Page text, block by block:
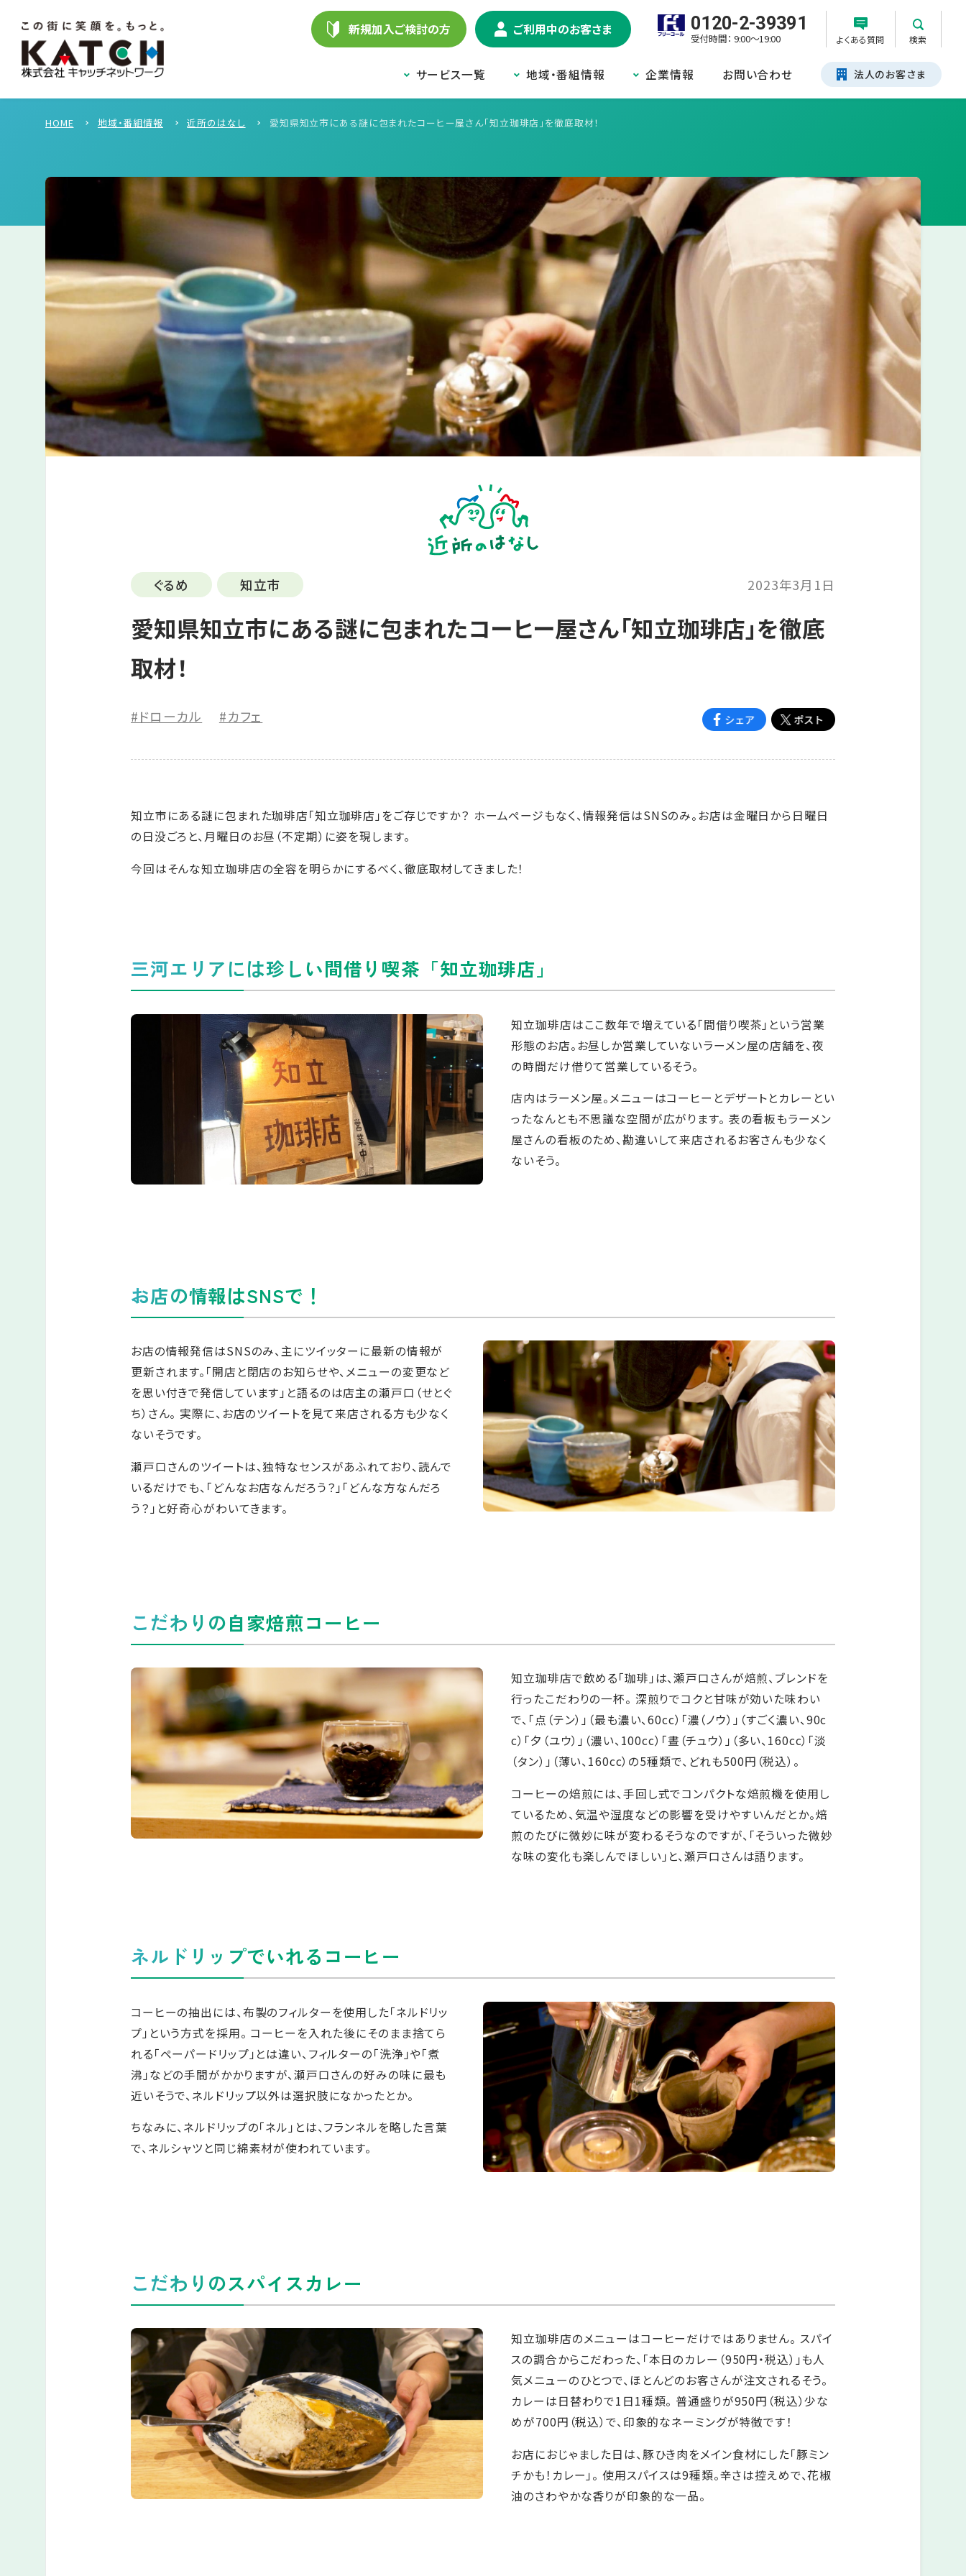
新規加入ご検討の方 ご利用中のお客さま 0120-2-39391
受付時間： 9:00～19:00 よくある質問 検索
サービス一覧 地域・番組情報 企業情報 お問い合わせ 法人のお客さま
HOME 地域・番組情報 近所のはなし 愛知県知立市にある謎に包まれたコーヒー屋さん「知立珈琲店」を徹底取材！
ぐるめ 知立市 2023年3月1日
愛知県知立市にある謎に包まれたコーヒー屋さん「知立珈琲店」を徹底
取材！
#ドローカル #カフェ
知立市にある謎に包まれた珈琲店「知立珈琲店」をご存じですか？ ホームページもなく、情報発信はSNSのみ。お店は金曜日から日曜日
の日没ごろと、月曜日のお昼（不定期）に姿を現します。
今回はそんな知立珈琲店の全容を明らかにするべく、徹底取材してきました！
三河エリアには珍しい間借り喫茶「知立珈琲店」
知立珈琲店はここ数年で増えている「間借り喫茶」という営業
形態のお店。お昼しか営業していないラーメン屋の店舗を、夜
の時間だけ借りて営業しているそう。
店内はラーメン屋。メニューはコーヒーとデザートとカレーとい
ったなんとも不思議な空間が広がります。 表の看板もラーメン
屋さんの看板のため、勘違いして来店されるお客さんも少なく
ないそう。
お店の情報はSNSで！
お店の情報発信はSNSのみ、主にツイッターに最新の情報が
更新されます。「開店と閉店のお知らせや、メニューの変更など
を思い付きで発信しています」と語るのは店主の瀬戸口（せとぐ
ち）さん。 実際に、お店のツイートを見て来店される方も少なく
ないそうです。
瀬戸口さんのツイートは、独特なセンスがあふれており、読んで
いるだけでも、「どんなお店なんだろう？」「どんな方なんだろ
う？」と好奇心がわいてきます。
こだわりの自家焙煎コーヒー
知立珈琲店で飲める「珈琲」は、瀬戸口さんが焙煎、ブレンドを
行ったこだわりの一杯。 深煎りでコクと甘味が効いた味わい
で、「点（テン）」（最も濃い、60cc）「濃（ノウ）」（すごく濃い、90c
c）「夕（ユウ）」（濃い、100cc）「晝（チュウ）」（多い、160cc）「淡
（タン）」（薄い、160cc）の5種類で、どれも500円（税込）。
コーヒーの焙煎には、手回し式でコンパクトな焙煎機を使用し
ているため、気温や湿度などの影響を受けやすいんだとか。焙
煎のたびに微妙に味が変わるそうなのですが、「そういった微妙
な味の変化も楽しんでほしい」と、瀬戸口さんは語ります。
ネルドリップでいれるコーヒー
コーヒーの抽出には、布製のフィルターを使用した「ネルドリッ
プ」という方式を採用。 コーヒーを入れた後にそのまま捨てら
れる「ペーパードリップ」とは違い、フィルターの「洗浄」や「煮
沸」などの手間がかかりますが、瀬戸口さんの好みの味に最も
近いそうで、ネルドリップ以外は選択肢になかったとか。
ちなみに、ネルドリップの「ネル」とは、フランネルを略した言葉
で、ネルシャツと同じ綿素材が使われています。
こだわりのスパイスカレー
知立珈琲店のメニューはコーヒーだけではありません。 スパイ
スの調合からこだわった、「本日のカレー（950円・税込）」も人
気メニューのひとつで、ほとんどのお客さんが注文されるそう。
カレーは日替わりで1日1種類。 普通盛りが950円（税込）少な
めが700円（税込）で、印象的なネーミングが特徴です！
お店におじゃました日は、豚ひき肉をメイン食材にした「豚ミン
チかも！カレー」。 使用スパイスは9種類。辛さは控えめで、花椒
油のさわやかな香りが印象的な一品。